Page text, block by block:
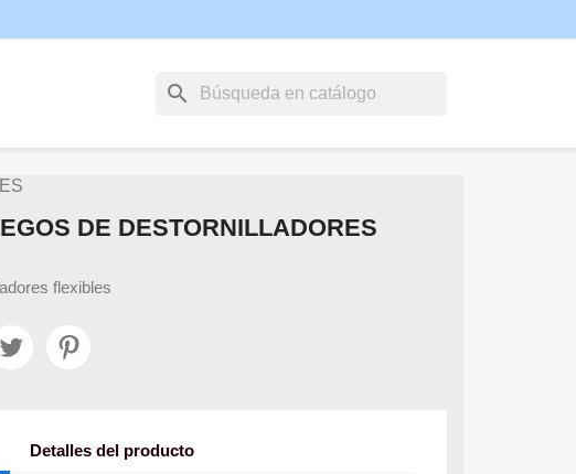
search
DE DESTORNILLADORES
flexibles
Detalles del producto